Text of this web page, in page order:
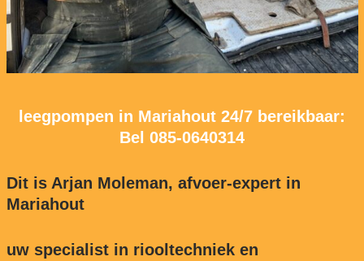
leegpompen in Mariahout 24/7 bereikbaar:
Bel 085-0640314
Dit is Arjan Moleman, afvoer-expert in
Mariahout
uw specialist in riooltechniek en